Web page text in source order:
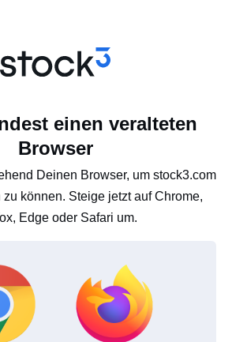
einen veralteten
Browser
Deinen Browser, um stock3.com
können. Steige jetzt auf Chrome,
Edge oder Safari um.